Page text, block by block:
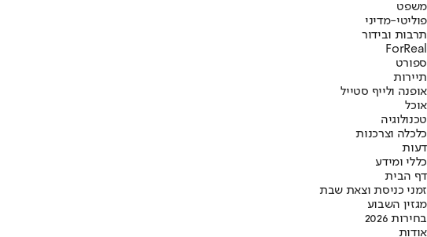
משפט
פוליטי-מדיני
תרבות ובידור
ForReal
ספורט
תיירות
אופנה ולייף סטייל
אוכל
טכנולוגיה
כלכלה וצרכנות
דעות
כללי ומידע
דף הבית
זמני כניסת וצאת שבת
מגזין השבוע
בחירות 2026
אודות